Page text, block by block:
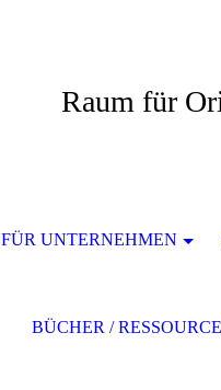
Raum für
FÜR UNTERNEHMEN
BÜCHER /